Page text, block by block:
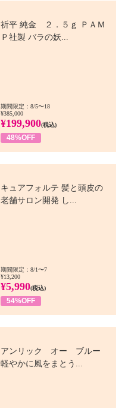
祈平 純金 ２．５ｇ ＰＡＭ
Ｐ社製 バラの妖...
期間限定：8/5〜18
¥385,000
¥199,900(税込)
48%OFF
キュアフォルテ 髪と頭皮の
老舗サロン開発 し...
期間限定：8/1〜7
¥13,200
¥5,990(税込)
54%OFF
アンリック オー ブルー
軽やかに風をまとう...